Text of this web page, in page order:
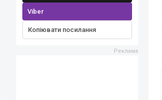
Viber
Копіювати посилання